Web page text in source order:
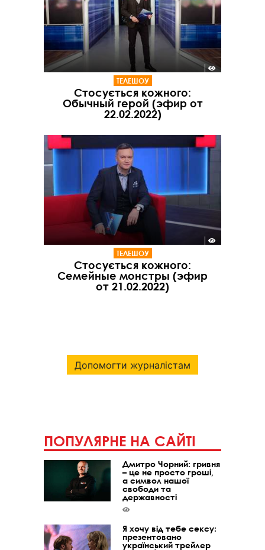
ТЕЛЕШОУ
Стосується кожного:
Обычный герой (эфир от
22.02.2022)
ТЕЛЕШОУ
Стосується кожного:
Семейные монстры (эфир
от 21.02.2022)
Допомогти журналістам
ПОПУЛЯРНЕ НА САЙТІ
Дмитро Чорний: гривня
– це не просто гроші,
а символ нашої
свободи та
державності
Я хочу від тебе сексу:
презентовано
український трейлер